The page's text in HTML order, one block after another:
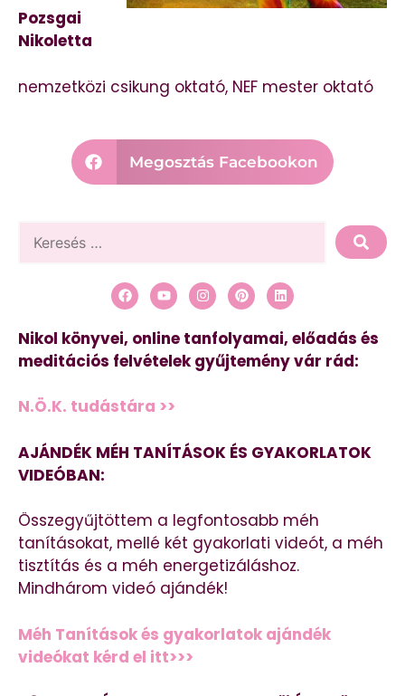
Pozsgai
Nikoletta
nemzetközi csikung oktató, NEF mester oktató
Megosztás Facebookon
Nikol könyvei, online tanfolyamai, előadás és
meditációs felvételek gyűjtemény vár rád:
N.Ö.K. tudástára >>
AJÁNDÉK MÉH TANÍTÁSOK ÉS GYAKORLATOK
VIDEÓBAN:
Összegyűjtöttem a legfontosabb méh
tanításokat, mellé két gyakorlati videót, a méh
tisztítás és a méh energetizáláshoz.
Mindhárom videó ajándék!
Méh Tanítások és gyakorlatok ajándék
videókat kérd el itt>>>